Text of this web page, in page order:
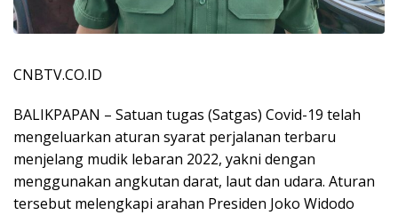
CNBTV.CO.ID
BALIKPAPAN – Satuan tugas (Satgas) Covid-19 telah
mengeluarkan aturan syarat perjalanan terbaru
menjelang mudik lebaran 2022, yakni dengan
menggunakan angkutan darat, laut dan udara. Aturan
tersebut melengkapi arahan Presiden Joko Widodo